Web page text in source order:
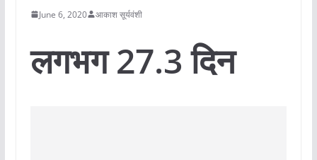
June 6, 2020 आकाश सूर्यवंशी
लगभग 27.3 दिन